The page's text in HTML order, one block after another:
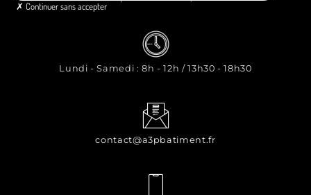
Lundi - Samedi : 8h - 12h / 13h30 - 18h30
contact@a3pbatiment.fr
Continuer sans accepter